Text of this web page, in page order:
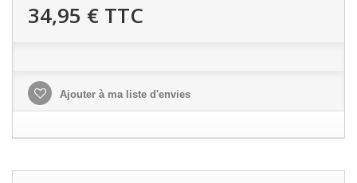
34,95 € TTC
Ajouter à ma liste d'envies